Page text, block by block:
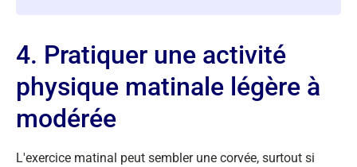
4. Pratiquer une activité
physique matinale légère à
modérée
L'exercice matinal peut sembler une corvée, surtout si